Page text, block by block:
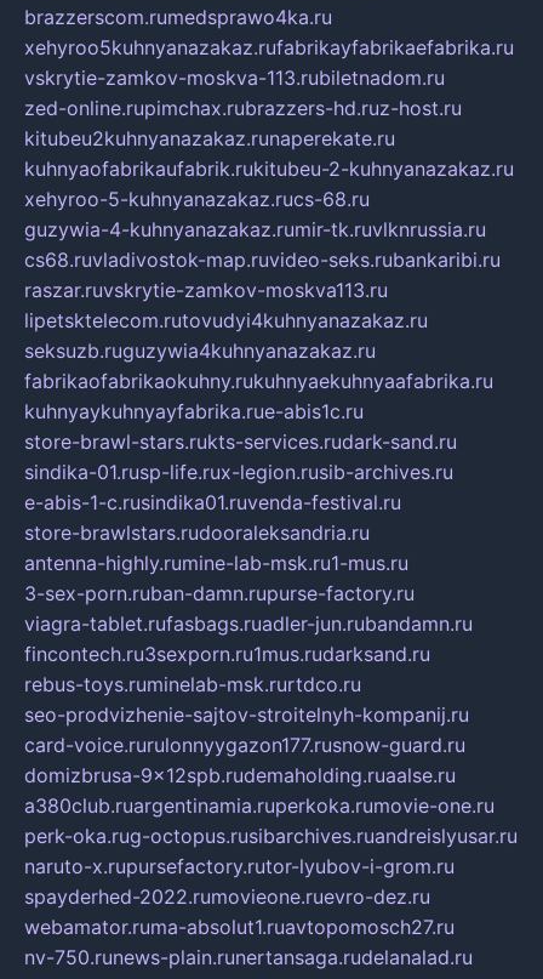
brazzerscom.rumedsprawo4ka.ru
xehyroo5kuhnyanazakaz.rufabrikayfabrikaefabrika.ru
vskrytie-zamkov-moskva-113.rubiletnadom.ru
zed-online.rupimchax.rubrazzers-hd.ruz-host.ru
kitubeu2kuhnyanazakaz.runaperekate.ru
kuhnyaofabrikaufabrik.rukitubeu-2-kuhnyanazakaz.ru
xehyroo-5-kuhnyanazakaz.rucs-68.ru
guzywia-4-kuhnyanazakaz.rumir-tk.ruvlknrussia.ru
cs68.ruvladivostok-map.ruvideo-seks.rubankaribi.ru
raszar.ruvskrytie-zamkov-moskva113.ru
lipetsktelecom.rutovudyi4kuhnyanazakaz.ru
seksuzb.ruguzywia4kuhnyanazakaz.ru
fabrikaofabrikaokuhny.rukuhnyaekuhnyaafabrika.ru
kuhnyaykuhnyayfabrika.rue-abis1c.ru
store-brawl-stars.rukts-services.rudark-sand.ru
sindika-01.rusp-life.rux-legion.rusib-archives.ru
e-abis-1-c.rusindika01.ruvenda-festival.ru
store-brawlstars.rudooraleksandria.ru
antenna-highly.rumine-lab-msk.ru1-mus.ru
3-sex-porn.ruban-damn.rupurse-factory.ru
viagra-tablet.rufasbags.ruadler-jun.rubandamn.ru
fincontech.ru3sexporn.ru1mus.rudarksand.ru
rebus-toys.ruminelab-msk.rurtdco.ru
seo-prodvizhenie-sajtov-stroitelnyh-kompanij.ru
card-voice.rurulonnyygazon177.rusnow-guard.ru
domizbrusa-9x12spb.rudemaholding.ruaalse.ru
a380club.ruargentinamia.ruperkoka.rumovie-one.ru
perk-oka.rug-octopus.rusibarchives.ruandreislyusar.ru
naruto-x.rupursefactory.rutor-lyubov-i-grom.ru
spayderhed-2022.rumovieone.ruevro-dez.ru
webamator.ruma-absolut1.ruavtopomosch27.ru
nv-750.runews-plain.runertansaga.rudelanalad.ru